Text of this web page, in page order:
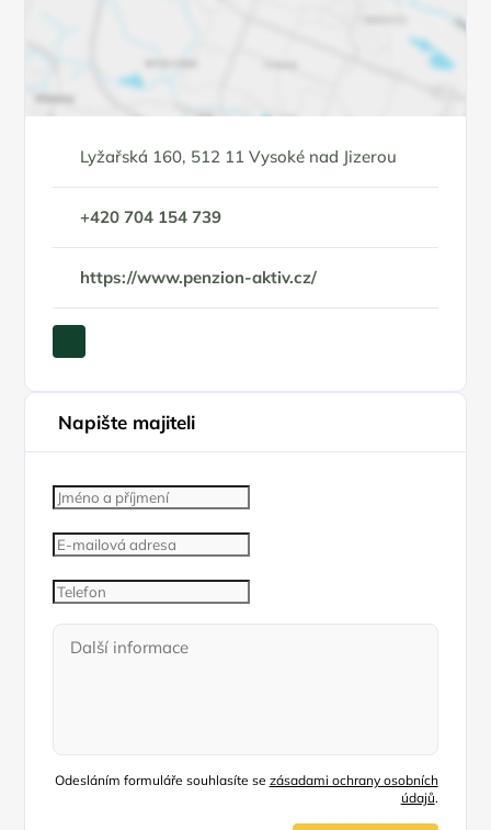
Lyžařská 160, 512 11 Vysoké nad Jizerou
+420 704 154 739
https://www.penzion-aktiv.cz/
Napište majiteli
Odesláním formuláře souhlasíte se zásadami ochrany osobních
údajů.